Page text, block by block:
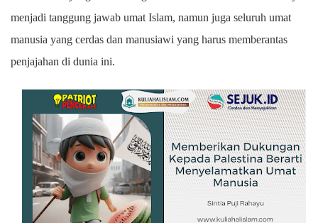
menjadi tanggung jawab umat Islam, namun juga seluruh umat
manusia yang cerdas dan manusiawi yang harus memberantas
penjajahan di dunia ini.